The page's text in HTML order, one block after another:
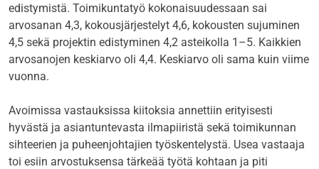
edistymistä. Toimikuntatyö kokonaisuudessaan sai
arvosanan 4,3, kokousjärjestelyt 4,6, kokousten sujuminen
4,5 sekä projektin edistyminen 4,2 asteikolla 1–5. Kaikkien
arvosanojen keskiarvo oli 4,4. Keskiarvo oli sama kuin viime
vuonna.
Avoimissa vastauksissa kiitoksia annettiin erityisesti
hyvästä ja asiantuntevasta ilmapiiristä sekä toimikunnan
sihteerien ja puheenjohtajien työskentelystä. Usea vastaaja
toi esiin arvostuksensa tärkeää työtä kohtaan ja piti